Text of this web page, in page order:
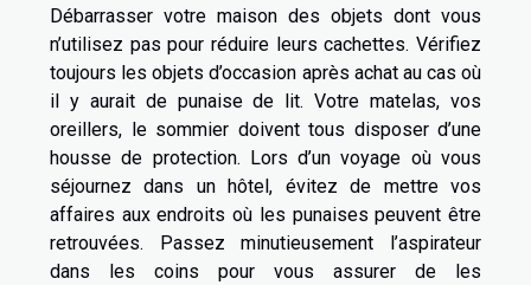
Débarrasser votre maison des objets dont vous
n’utilisez pas pour réduire leurs cachettes. Vérifiez
toujours les objets d’occasion après achat au cas où
il y aurait de punaise de lit. Votre matelas, vos
oreillers, le sommier doivent tous disposer d’une
housse de protection. Lors d’un voyage où vous
séjournez dans un hôtel, évitez de mettre vos
affaires aux endroits où les punaises peuvent être
retrouvées. Passez minutieusement l’aspirateur
dans les coins pour vous assurer de les